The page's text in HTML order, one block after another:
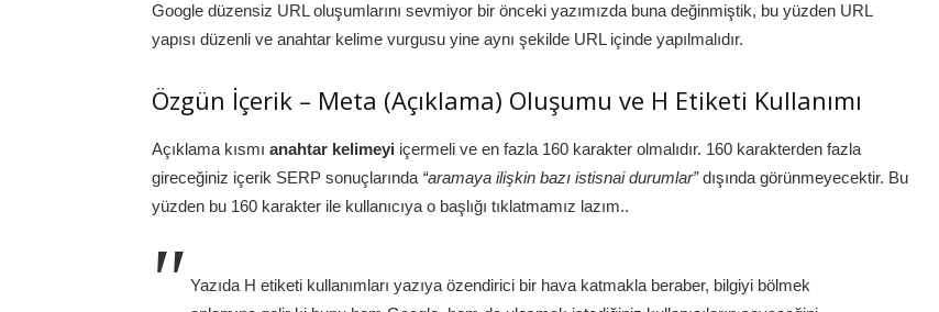
Google düzensiz URL oluşumlarını sevmiyor bir önceki yazımızda buna değinmiştik, bu yüzden URL
yapısı düzenli ve anahtar kelime vurgusu yine aynı şekilde URL içinde yapılmalıdır.
Özgün İçerik – Meta (Açıklama) Oluşumu ve H Etiketi Kullanımı
Açıklama kısmı anahtar kelimeyi içermeli ve en fazla 160 karakter olmalıdır. 160 karakterden fazla
gireceğiniz içerik SERP sonuçlarında “aramaya ilişkin bazı istisnai durumlar”dışında görünmeyecektir. Bu
yüzden bu 160 karakter ile kullanıcıya o başlığı tıklatmamız lazım..
Yazıda H etiketi kullanımları yazıya özendirici bir hava katmakla beraber, bilgiyi bölmek